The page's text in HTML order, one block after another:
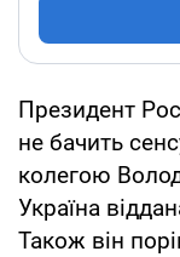
Президент
не бачить
колегою
Україна
Також він